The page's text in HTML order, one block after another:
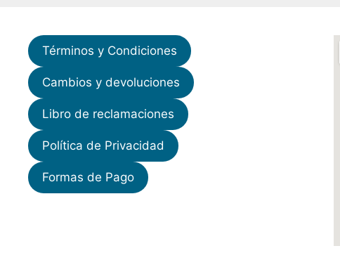
Términos y Condiciones
Cambios y devoluciones
Libro de reclamaciones
Política de Privacidad
Formas de Pago